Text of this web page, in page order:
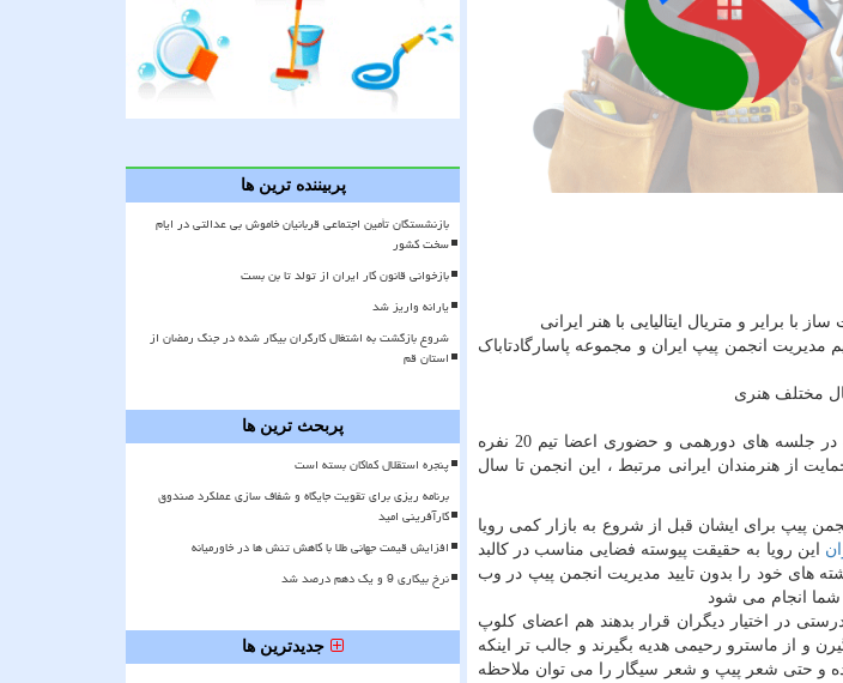
آذر ماه ۱۳۹۹ توسط ماسترو رحیمی و تیم مدیریت انجمن پیپ ایران و مجموعه پاسارگادتاباک
5 - راه اندازی اولین انجمن تخصصی پیپ در ایران که باعث گرد آمدن هنرمندان دنیای پیپ در جلسه های دورهمی و حضوری اعضا تیم 20 نفره
از هنرمندان ايرانی مرتبط ، این انجمن تا سال
پیپ برای ایشان قبل از شروع به بازار کمی رویا
این رویا به حقیقت پیوسته فضایی مناسب در کالبد
های خود را بدون تایید مدیریت انجمن پیپ در وب
شما انجام می شود
در اختیار دیگران قرار بدهند هم اعضای کلوپ
و از ماسترو رحیمی هدیه بگیرند و جالب تر اینکه
و حتی شعر پیپ و شعر سیگار را می توان ملاحظه
پربیننده ترین ها
بازنشستگان تأمین اجتماعی قربانیان خاموش بی عدالتی در ایام
سخت کشور
بازخوانی قانون کار ایران از تولد تا بن بست
یارانه واریز شد
شروع بازگشت به اشتغال کارگران بیکار شده در جنگ رمضان از
استان قم
پربحث ترین ها
پنجره استقلال کماکان بسته است
برنامه ریزی برای تقویت جایگاه و شفاف سازی عملکرد صندوق
کارآفرینی امید
افزایش قیمت جهانی طلا با کاهش تنش ها در خاورمیانه
نرخ بیکاری 9 و یک دهم درصد شد
جدیدترین ها